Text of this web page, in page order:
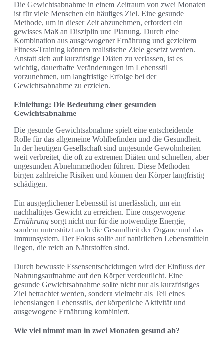
Die Gewichtsabnahme in einem Zeitraum von zwei Monaten
ist für viele Menschen ein häufiges Ziel. Eine gesunde
Methode, um in dieser Zeit abzunehmen, erfordert ein
gewisses Maß an Disziplin und Planung. Durch eine
Kombination aus ausgewogener Ernährung und gezieltem
Fitness-Training können realistische Ziele gesetzt werden.
Anstatt sich auf kurzfristige Diäten zu verlassen, ist es
wichtig, dauerhafte Veränderungen im Lebensstil
vorzunehmen, um langfristige Erfolge bei der
Gewichtsabnahme zu erzielen.
Einleitung: Die Bedeutung einer gesunden
Gewichtsabnahme
Die gesunde Gewichtsabnahme spielt eine entscheidende
Rolle für das allgemeine Wohlbefinden und die Gesundheit.
In der heutigen Gesellschaft sind ungesunde Gewohnheiten
weit verbreitet, die oft zu extremen Diäten und schnellen, aber
ungesunden Abnehmmethoden führen. Diese Methoden
birgen zahlreiche Risiken und können den Körper langfristig
schädigen.
Ein ausgeglichener Lebensstil ist unerlässlich, um ein
nachhaltiges Gewicht zu erreichen. Eine ausgewogene
Ernährung sorgt nicht nur für die notwendige Energie,
sondern unterstützt auch die Gesundheit der Organe und das
Immunsystem. Der Fokus sollte auf natürlichen Lebensmitteln
liegen, die reich an Nährstoffen sind.
Durch bewusste Essensentscheidungen wird der Einfluss der
Nahrungsaufnahme auf den Körper verdeutlicht. Eine
gesunde Gewichtsabnahme sollte nicht nur als kurzfristiges
Ziel betrachtet werden, sondern vielmehr als Teil eines
lebenslangen Lebensstils, der körperliche Aktivität und
ausgewogene Ernährung kombiniert.
Wie viel nimmt man in zwei Monaten gesund ab?